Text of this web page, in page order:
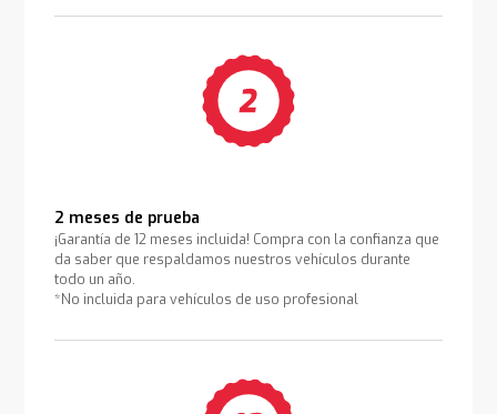
2 meses de prueba
¡Garantía de 12 meses incluida! Compra con la confianza que
da saber que respaldamos nuestros vehículos durante
todo un año.
*No incluida para vehículos de uso profesional